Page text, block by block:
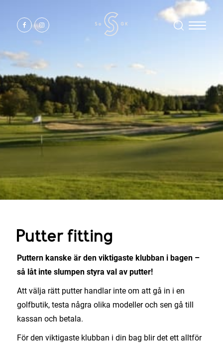
Putter fitting
Puttern kanske är den viktigaste klubban i bagen –
så låt inte slumpen styra val av putter!
Att välja rätt putter handlar inte om att gå in i en
golfbutik, testa några olika modeller och sen gå till
kassan och betala.
För den viktigaste klubban i din bag blir det ett alltför